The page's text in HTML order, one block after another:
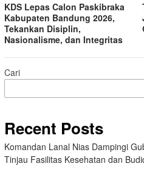
KDS Lepas Calon Paskibraka
Kabupaten Bandung 2026,
Tekankan Disiplin,
Nasionalisme, dan Integritas
Cari
Recent Posts
Komandan Lanal Nias Dampingi
Tinjau Fasilitas Kesehatan dan